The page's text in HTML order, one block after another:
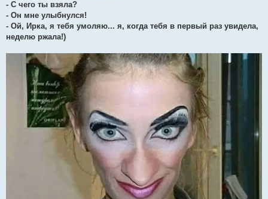
- С чего ты взяла?
- Он мне улыбнулся!
- Ой, Ирка, я тебя умоляю... я, когда тебя в первый раз увидела,
неделю ржала!)